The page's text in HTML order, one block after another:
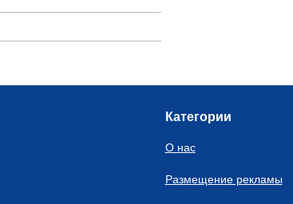
Категории
О нас
Размещение рекламы